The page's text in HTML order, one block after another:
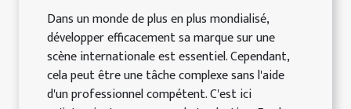
Dans un monde de plus en plus mondialisé,
développer efficacement sa marque sur une
scène internationale est essentiel. Cependant,
cela peut être une tâche complexe sans l'aide
d'un professionnel compétent. C'est ici